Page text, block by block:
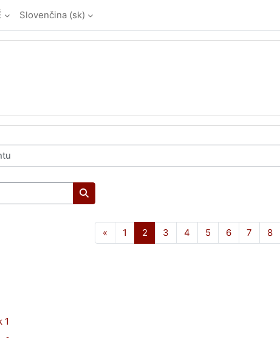
Slovenčina ‎(sk)‎
Vyhľadať kurzy
« Predchádzajúca stránka
1 Strana 1
2 Strana 2
3 Strana 3
4 Strana 4
5 Strana 5
6Strana 6
7 Strana
8
1